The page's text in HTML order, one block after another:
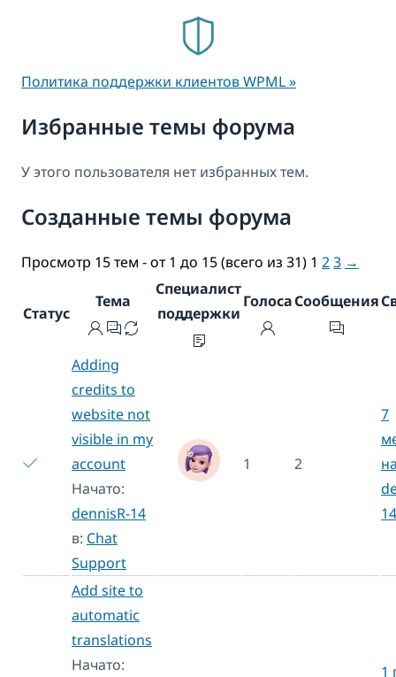
Избранные темы форума
У этого пользователя нет избранных тем.
Созданные темы форума
Просмотр 15 тем - от 1 до 15 (всего из 31) 1 23 →
Статус
Тема
Специалист
поддержки
ГолосаСообщения
Adding
credits to
website not
visible in my
account
Начато:
dennisR-14
в: Chat
Support
1 2
7
14
Add site to
automatic
translations
Начато:
1
Политика поддержки клиентов WPML »